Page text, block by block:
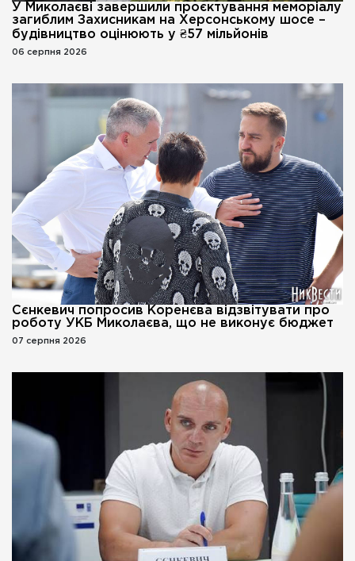
У Миколаєві завершили проєктування меморіалу
загиблим Захисникам на Херсонському шосе –
будівництво оцінюють у ₴57 мільйонів
06 серпня 2026
Сєнкевич попросив Коренєва відзвітувати про
роботу УКБ Миколаєва, що не виконує бюджет
07 серпня 2026